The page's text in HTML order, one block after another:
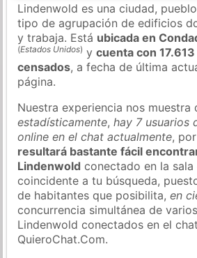
Lindenwold es una ciudad,
tipo de agrupación de edificios
y trabaja. Está ubicada en
(Estados Unidos) ycuenta con
censados, a fecha de última
página.
Nuestra experiencia nos muestra
estadísticamente,hay 7 usuarios
online en el chat actualmente,
resultará bastante fácil
Lindenwold conectado en la
coincidente a tu búsqueda,
de habitantes que posibilita,en
concurrencia simultánea de
Lindenwold conectados en el
QuieroChat.Com.